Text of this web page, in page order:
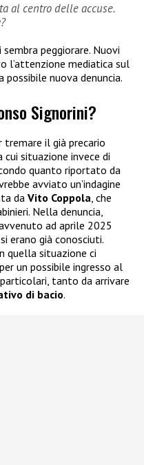
al centro delle accuse.
peggiorare. Nuovi
l’attenzione mediatica sul
nuova denuncia.
Signorini?
tremare il già precario
cui situazione invece di
quanto riportato da
avviato un’indagine
da Vito Coppola, che
Nella denuncia,
ad aprile 2025
erano già conosciuti.
quella situazione ci
un possibile ingresso al
tanto da arrivare
di bacio.